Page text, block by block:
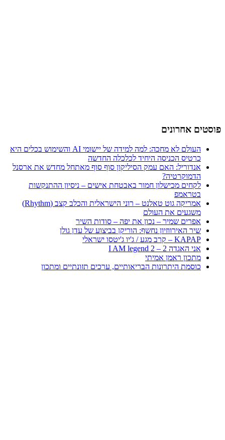
פוסטים אחרונים
העולם לא מחכה: למה למידה של יישומי AI והשימוש בכלים היא
כרטיס הכניסה היחיד לכלכלה החדשה
אנדוריל: האם עמק הסיליקון סוף סוף מאתחל מחדש את ארסנל
הדמוקרטיה?
לקחים מכישלון חמור באבטחת אישים – ניסיון ההתנקשות
בטראמפ
אמריקה גוט טאלנט – רוני הישראלית והכלב קצב (Rhythm)
משגעים את העולם
אפרים שמיר – נכון את יפה – סודות השיר
שיר האירווזיון נחשף: הוריקן בביצוע של עדן גולן
KAPAP – קרב מגע / ג'יו ג'יטסו ישראלי
אני האגדה 2 – I AM legend 2
מתכון ראמן אמיתי
כוסמת היתרונות הבריאותיים, ערכים תזונתיים ומתכון